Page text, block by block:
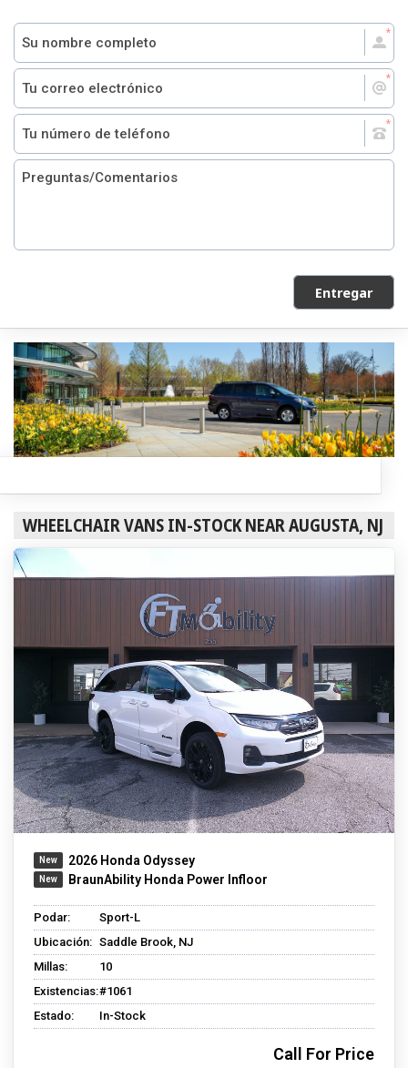
Entregar
WHEELCHAIR VANS IN-STOCK NEAR AUGUSTA, NJ
2026 Honda Odyssey
BraunAbility Honda Power Infloor
Podar:
Sport-L
Ubicación: Saddle Brook, NJ
Millas:
10
Existencias:#1061
Estado:
In-Stock
Call For Price